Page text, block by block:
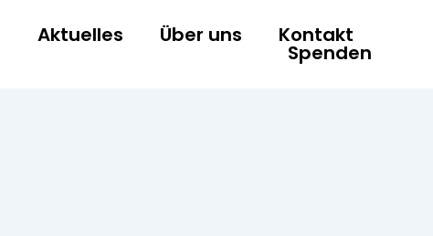
Aktuelles Über uns Kontakt
Spenden